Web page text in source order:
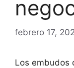
febrero 17,
Los embudos